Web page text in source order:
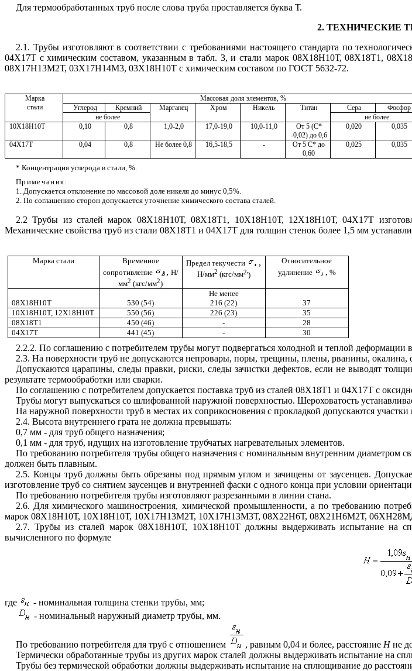
Для термообработанныхтруб после слова труба проставляется буква Т.
2.ТЕХНИЧЕСКИЕ
2.1. Трубы изготовляют в соответствии с требованиями настоящего стандарта по
04Х17Т с химическим составом, указанным в табл. 3, и стали марок 08Х18Н10Т, 08Х18Т1, 08X18
08Х17Н13М2Т, 03Х17Н14М3, 03Х18Н10Т с химическим составом по ГОСТ 5632-72.
Марка Массовая доля элементов,%
стали
Углерод Крем­ний Марганец Хром Никель Титан Сера
Фосфор
не более
не более
10Х18Н10Т
0,10 0,8 1,0-2,0 17,0-19,0 10,0-11,0
От 5 (С*
-0,02) до 0,6
0,020 0,035
04Х17Т 0,04 0,8 Не более 0,8 16,5-18,5 -
От 5 С* до
0,60
0,025 0,035
* Концентрация углерода в стали, %.
Примечания:
1. Допускается отклонение по массовой доле никеля до минус 0,5%.
2. По соглашению сторон допускается уточнение химического состава сталей.
2.2 Трубы из сталей марок 08Х18Н10Т, 08Х18Т1, 10Х18Н10Т, 12Х18Н10Т, 04Х17Т
Механические свойства труб из стали 08Х18Т1 и 04Х17Т для толщин стенок более 1,5 мм
Марка стали Временное
сопротивление
, Н/
мм2 (кгс/мм2)
Предел текучести ,
H/мм2 (кгс/мм2')
Относительное
удлинение , %
Heменее
08Х18Н10Т
530 (54) 216 (22)
37
10Х18Н10Т, 12Х18Н10Т
550 (56) 226 (23)
35
08Х18Т1
450 (46) -
28
04Х17Т
441 (45) - 30
2.2.2. По соглашению с потребителем трубы могут подвергаться холодной и теплой деформации
2.3. На поверхности труб не допускаются непровары, поры, трещины, плены, рванины, окалина,
Допускаются царапины, следы правки, риски, следы зачистки дефектов, если не выводят
результате термообработки или сварки.
По соглашению с потребителем допускается поставка труб из сталей 08Х18Т1 и 04Х17Т с
Трубы могут выпускаться со шлифованной наружной поверхностью. Шероховатость устанавли
На наружной поверхности труб в местах их соприкосновения с прокладкой допускаются
2.4. Высота внутреннего грата не должна превышать:
0,7мм - для труб общего назначения;
0,1 мм - для труб, идущих на изготовление трубчатых нагревательных элементов.
По требованию потребителя трубы общего назначения с номинальным внутренним диаметром
должен быть плавным.
2.5. Концы труб должны быть обрезаны под прямым углом и зачищены от заусенцев.
изготовление труб со снятием заусенцев и внутренней фаски с одного конца при условии ориентаци
По требованию потребителя трубы изготовляют разрезанными в линии стана.
2.6. Для химического машиностроения, химической промышленности, а по требованию
марок 08Х18Н10Т, 10Х18Н10Т, 10Х17Н13М2Т, 10Х17Н13М3Т, 08Х22Н6Т, 08Х21Н6М2Т,
2.7. Трубыиз сталей марок 08Х18Н10Т, 10Х18Н10Т должны выдерживатьиспытание на
вычисленного по формуле
где
- номинальная толщина стенки трубы, мм;
- номинальный наружный диаметр трубы, мм.
По требованию потребителя для труб с отношением , равным 0,04 и более, расстояние Нне д
Термически обработанные трубы из других марок сталей должны выдерживать испытание на
Трубы без термической обработки должны выдерживать испытание на сплющивание до